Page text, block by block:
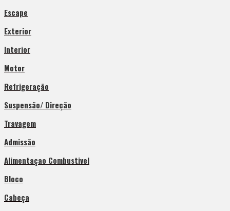
Escape
Exterior
Interior
Motor
Refrigeração
Suspensão/ Direção
Travagem
Admissão
Alimentaçao Combustivel
Bloco
Cabeça